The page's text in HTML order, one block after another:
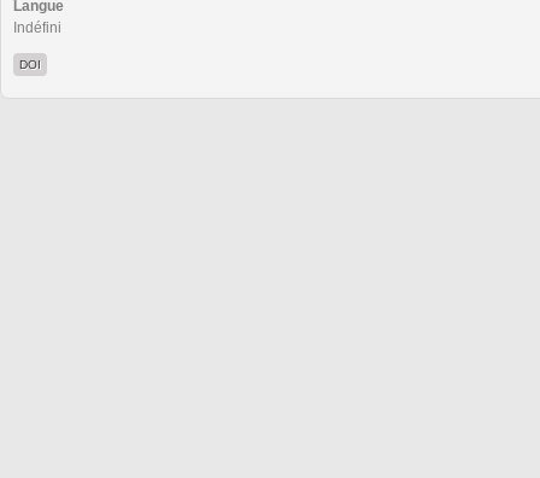
Langue
Indéfini
DOI